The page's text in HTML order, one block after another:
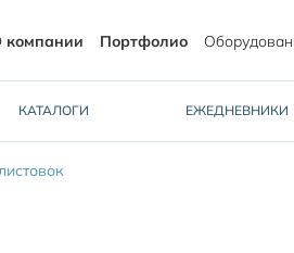
компании Портфолио
КАТАЛОГИ ЕЖЕДНЕВНИКИ